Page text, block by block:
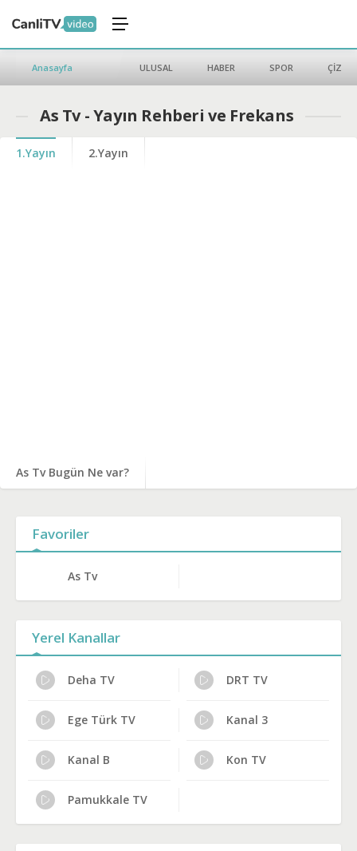
Anasayfa ULUSAL HABER SPOR ÇİZGİ
As Tv - Yayın Rehberi ve Frekans
1.Yayın 2.Yayın
As Tv Bugün Ne var?
Favoriler
As Tv
Yerel Kanallar
Deha TV DRT TV
Ege Türk TV Kanal 3
Kanal B Kon TV
Pamukkale TV